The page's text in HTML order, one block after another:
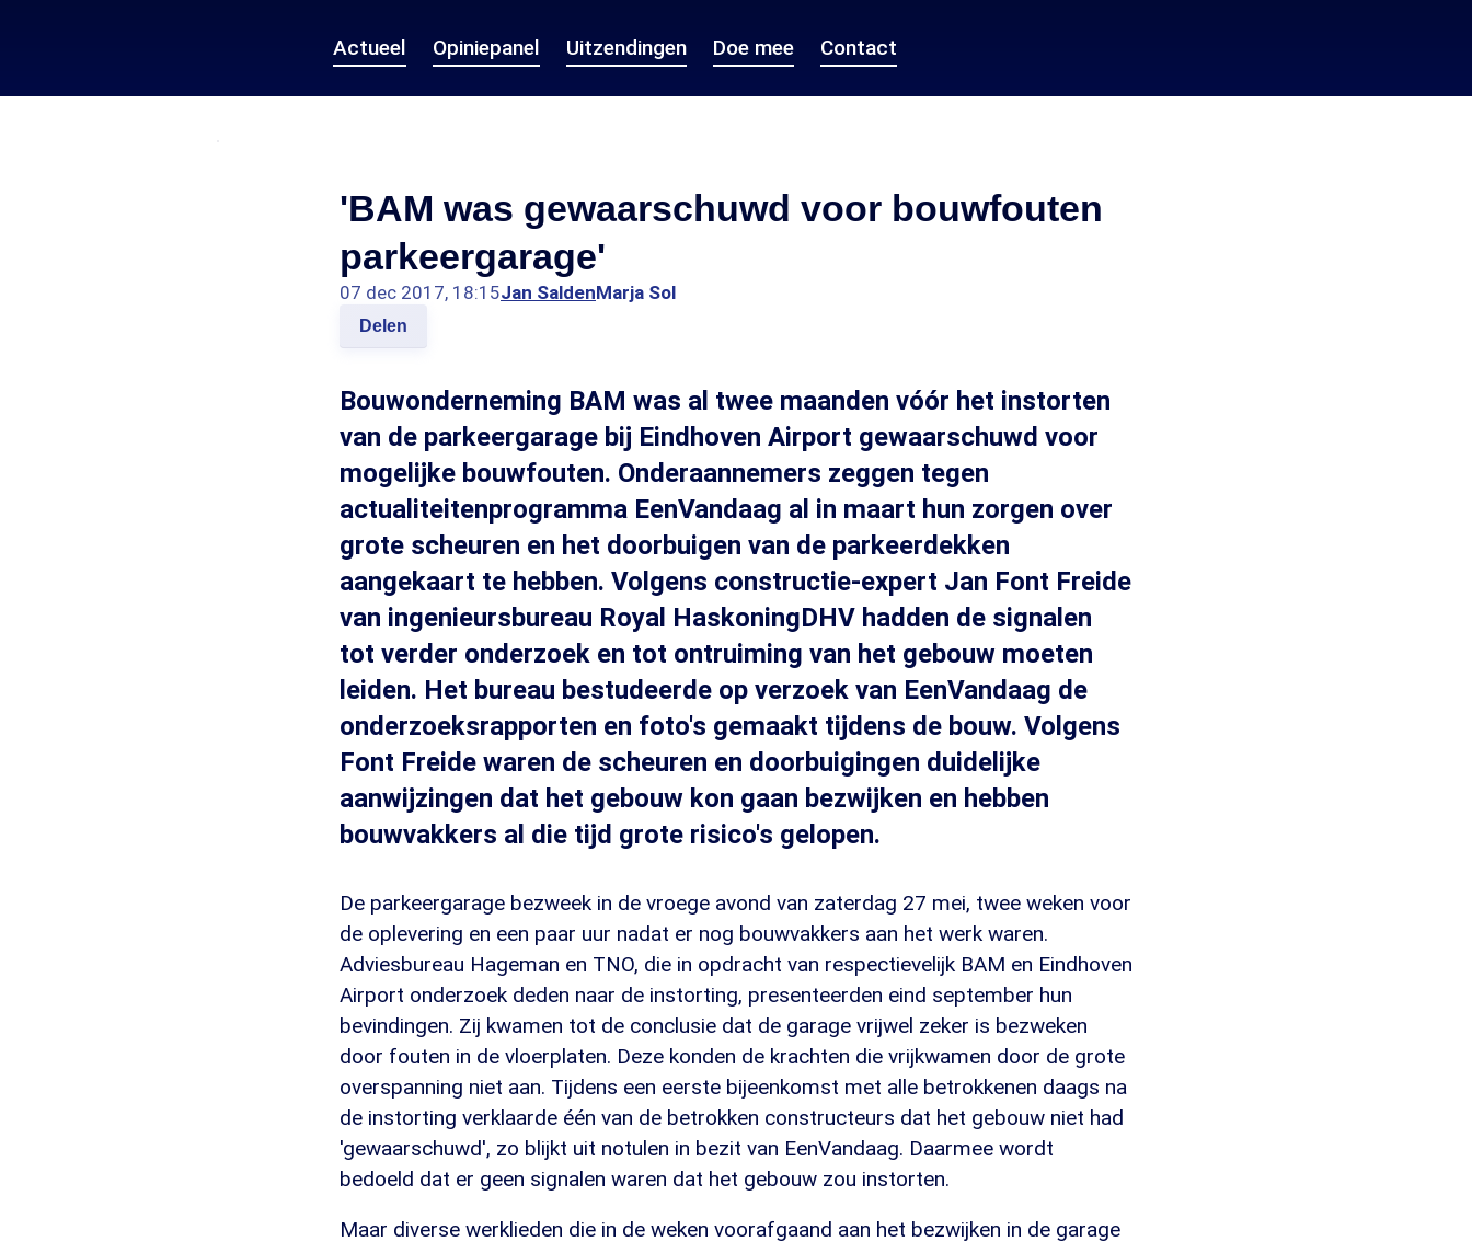
Actueel Opiniepanel Uitzendingen Doe mee Contact
'BAM was gewaarschuwd voor bouwfouten
parkeergarage'
07 dec 2017, 18:15Jan SaldenMarja Sol
Delen
Bouwonderneming BAM was al twee maanden vóór het instorten
van de parkeergarage bij Eindhoven Airport gewaarschuwd voor
mogelijke bouwfouten. Onderaannemers zeggen tegen
actualiteitenprogramma EenVandaag al in maart hun zorgen over
grote scheuren en het doorbuigen van de parkeerdekken
aangekaart te hebben. Volgens constructie-expert Jan Font Freide
van ingenieursbureau Royal HaskoningDHV hadden de signalen
tot verder onderzoek en tot ontruiming van het gebouw moeten
leiden. Het bureau bestudeerde op verzoek van EenVandaag de
onderzoeksrapporten en foto's gemaakt tijdens de bouw. Volgens
Font Freide waren de scheuren en doorbuigingen duidelijke
aanwijzingen dat het gebouw kon gaan bezwijken en hebben
bouwvakkers al die tijd grote risico's gelopen.
De parkeergarage bezweek in de vroege avond van zaterdag 27 mei, twee weken voor
de oplevering en een paar uur nadat er nog bouwvakkers aan het werk waren.
Adviesbureau Hageman en TNO, die in opdracht van respectievelijk BAM en Eindhoven
Airport onderzoek deden naar de instorting, presenteerden eind september hun
bevindingen. Zij kwamen tot de conclusie dat de garage vrijwel zeker is bezweken
door fouten in de vloerplaten. Deze konden de krachten die vrijkwamen door de grote
overspanning niet aan. Tijdens een eerste bijeenkomst met alle betrokkenen daags na
de instorting verklaarde één van de betrokken constructeurs dat het gebouw niet had
'gewaarschuwd', zo blijkt uit notulen in bezit van EenVandaag. Daarmee wordt
bedoeld dat er geen signalen waren dat het gebouw zou instorten.
Maar diverse werklieden die in de weken voorafgaand aan het bezwijken in de garage